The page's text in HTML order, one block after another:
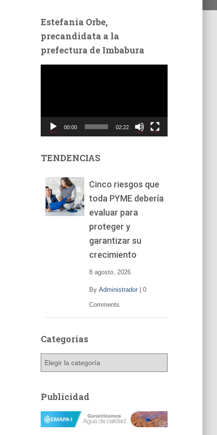
Estefanía Orbe,
precandidata a la
prefectura de Imbabura
t
00:00 02:22
TENDENCIAS
Cinco riesgos que
toda PYME debería
evaluar para
proteger y
garantizar su
crecimiento
8 agosto, 2026
By Administrador| 0
Comments
Categorías
g
o
Publicidad